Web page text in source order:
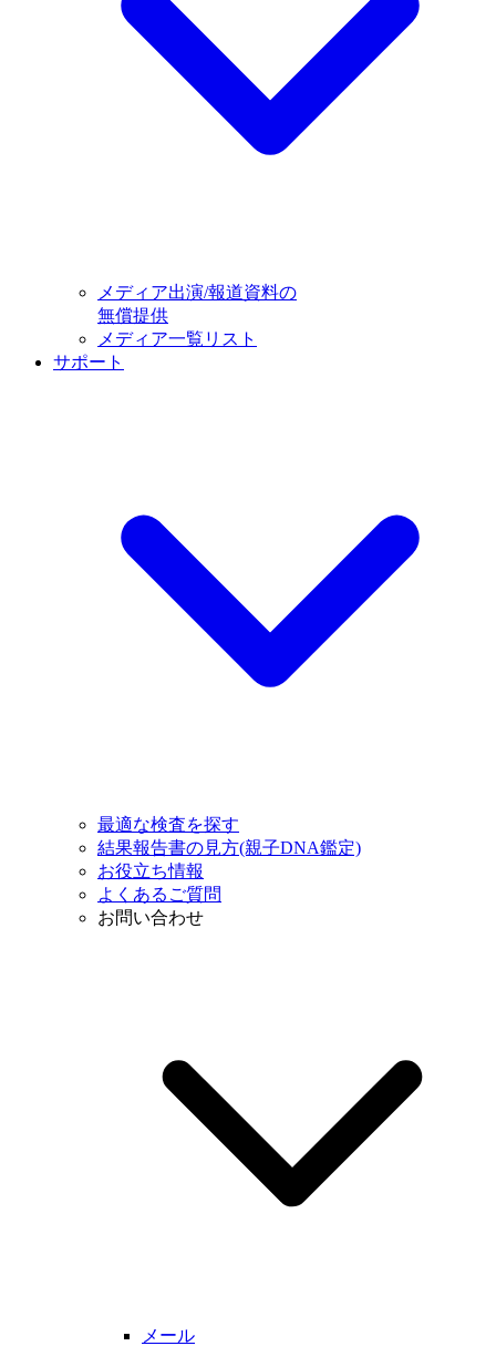
メディア出演/報道資料の
無償提供
メディア一覧リスト
サポート
最適な検査を探す
結果報告書の見方(親子DNA鑑定)
お役立ち情報
よくあるご質問
お問い合わせ
メール